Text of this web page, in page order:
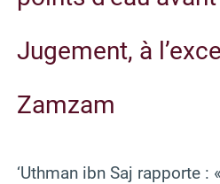
Jugement, à
Zamzam
‘Uthman ibn Saj rapporte :